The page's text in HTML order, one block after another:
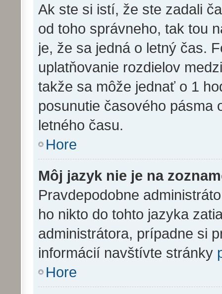
Ak ste si istí, že ste zadali
od toho správneho, tak tou
je, že sa jedná o letný čas.
uplatňovanie rozdielov
takže sa môže jednať o 1
posunutie časového pásma
letného času.
Hore
Môj jazyk nie je na
Pravdepodobne
ho nikto do tohto jazyka
administrátora, prípadne si
informácií navštívte stránky
Hore